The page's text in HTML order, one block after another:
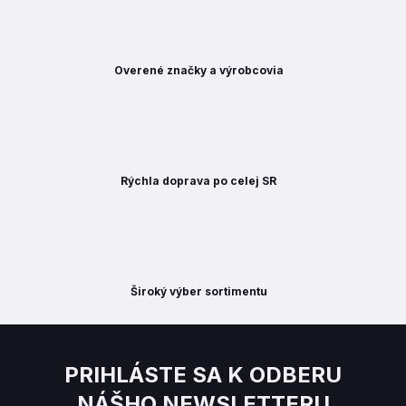
Overené značky a výrobcovia
Rýchla doprava po celej SR
Široký výber sortimentu
PRIHLÁSTE SA K ODBERU